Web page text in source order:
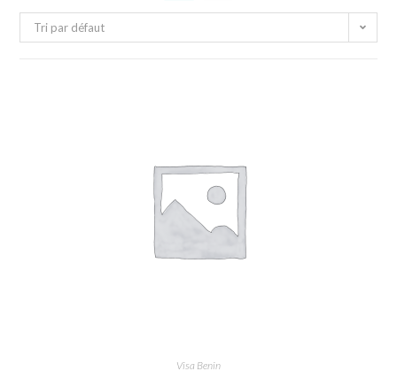
Tri par défaut
Visa Benin